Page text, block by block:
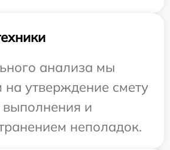
анализа мы
на утверждение смету
выполнения и
неполадок.